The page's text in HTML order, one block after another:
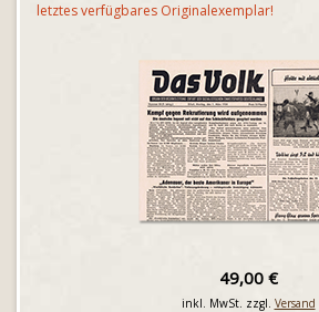
letztes verfügbares Originalexemplar!
49,00 €
inkl. MwSt. zzgl. Versand